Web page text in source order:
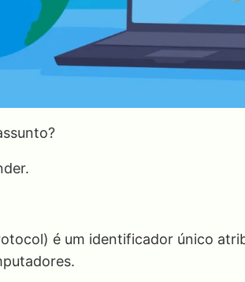
é um identificador único